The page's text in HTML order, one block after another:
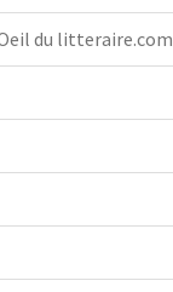
du litteraire.com